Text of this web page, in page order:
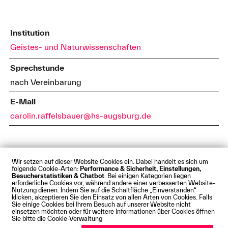
Wir setzen auf dieser Website Cookies ein. Dabei handelt es sich um
folgende Cookie-Arten: Performance & Sicherheit, Einstellungen,
Besucherstatistiken & Chatbot . Bei einigen Kategorien liegen
erforderliche Cookies vor, während andere einer verbesserten Website-
Nutzung dienen. Indem Sie auf die Schaltfläche „Einverstanden“
klicken, akzeptieren Sie den Einsatz von allen Arten von Cookies. Falls
Sie einige Cookies bei Ihrem Besuch auf unserer Website nicht
einsetzen möchten oder für weitere Informationen über Cookies öffnen
Sie bitte die Cookie-Verwaltung
Institution
Geistes- und Naturwissenschaften
Sprechstunde
nach Vereinbarung
E-Mail
carolin.raffelsbauer@hs-augsburg.de
Impressum Datenschutz Cookies
Barrierefreiheit
Kontakt Presse Anfahrt Intranet Webmail
© Technische Hochschule Augsburg